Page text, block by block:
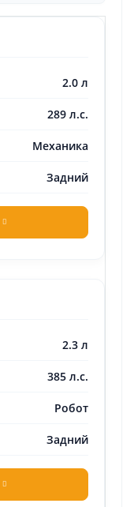
2.0 л
289 л.с.
Механика
Задний
2.3 л
385 л.с.
Робот
Задний